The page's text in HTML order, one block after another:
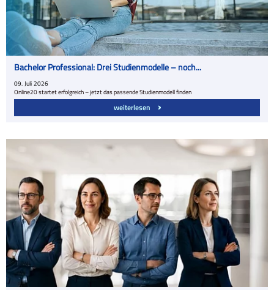
Bachelor Professional: Drei Studienmodelle – noch...
09. Juli 2026
Online20 startet erfolgreich – jetzt das passende Studienmodell finden
weiterlesen